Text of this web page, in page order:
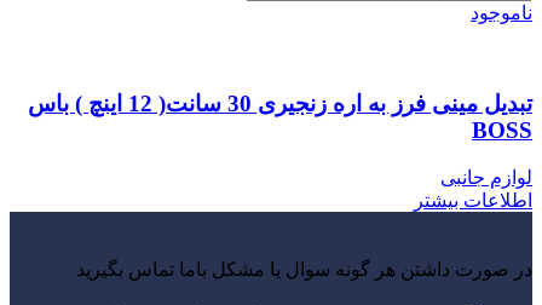
ناموجود
تبدیل مینی فرز به اره زنجیری 30 سانت( 12 اینچ ) باس
BOSS
لوازم جانبی
اطلاعات بیشتر
در صورت داشتن هر گونه سوال یا مشکل باما تماس بگیرید